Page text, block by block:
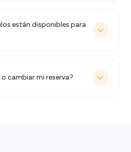
están disponibles para
o cambiar mi reserva?